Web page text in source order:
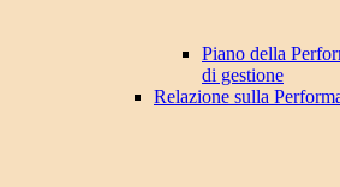
Piano della
di gestione
Relazione sulla